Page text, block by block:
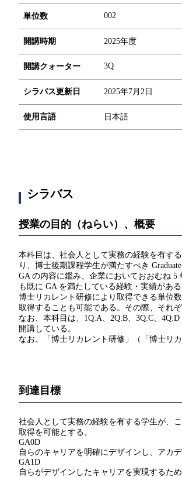
単位数 002
開講時期 2025年度
開講クォーター 3Q
シラバス更新日 2025年7月2日
使用言語 日本語
シラバス
授業の目的（ねらい）、概要
本科目は、社会人として実務の経験を有す
り、博士後期課程学生が満たすべき
GA の内容に鑑み、企業においておおむね
も既に GA を満たしている経験・実績があ
博士リカレント研修により取得できる単位
取得することも可能である。その際、それ
なお、本科目は、1Q:A、2Q:B、3Q:C、
開講している。
なお、「博士リカレント研修」（「博士リ
到達目標
社会人として実務の経験を有する学生が、
取得を可能とする。
GA0D
自らのキャリアを明確にデザインし、アカ
GA1D
自らがデザインしたキャリアを実現するた